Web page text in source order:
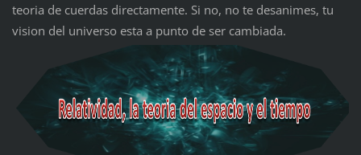
teoria de cuerdas directamente. Si no, no te desanimes, tu
vision del universo esta a punto de ser cambiada.